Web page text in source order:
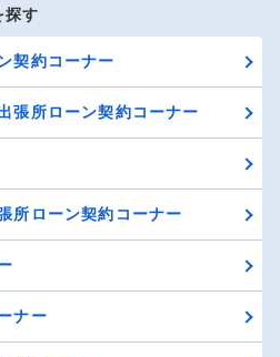
探す
契約コーナー
張所ローン契約コーナー
所ローン契約コーナー
ナー